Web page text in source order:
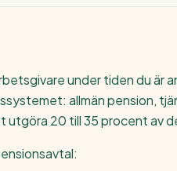
under tiden du är
allmän pension,
utgöra 20 till 35 procent av